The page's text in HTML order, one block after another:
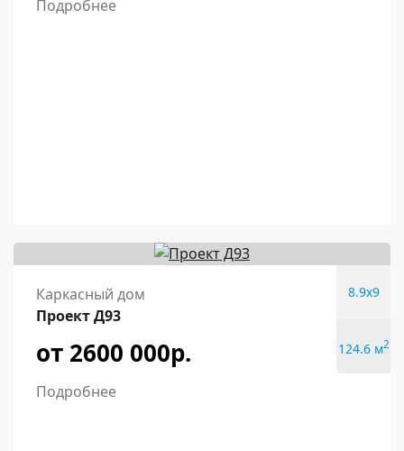
Подробнее
Каркасный дом
Проект Д93
от 2600 000р.
Подробнее
8.9x9
124.6 м2